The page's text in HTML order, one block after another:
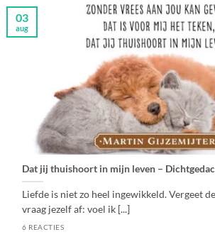
Dat jij thuishoort in mijn leven –
Liefde is niet zo heel ingewikkeld. Vergeet
vraag jezelf af: voel ik [...]
6 REACTIES
03
aug